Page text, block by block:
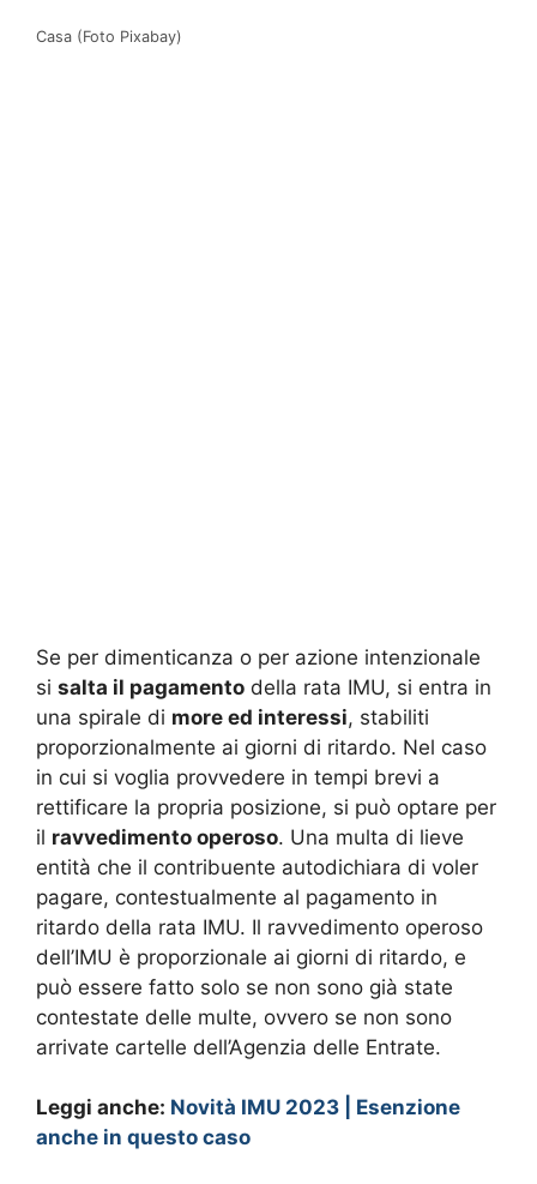
Casa (Foto Pixabay)
Se per dimenticanza o per azione intenzionale
si salta il pagamento della rata IMU, si entra in
una spirale di more ed interessi, stabiliti
proporzionalmente ai giorni di ritardo. Nel caso
in cui si voglia provvedere in tempi brevi a
rettificare la propria posizione, si può optare per
il ravvedimento operoso. Una multa di lieve
entità che il contribuente autodichiara di voler
pagare, contestualmente al pagamento in
ritardo della rata IMU. Il ravvedimento operoso
dell’IMU è proporzionale ai giorni di ritardo, e
può essere fatto solo se non sono già state
contestate delle multe, ovvero se non sono
arrivate cartelle dell’Agenzia delle Entrate.
Leggi anche: Novità IMU 2023 | Esenzione
anche in questo caso